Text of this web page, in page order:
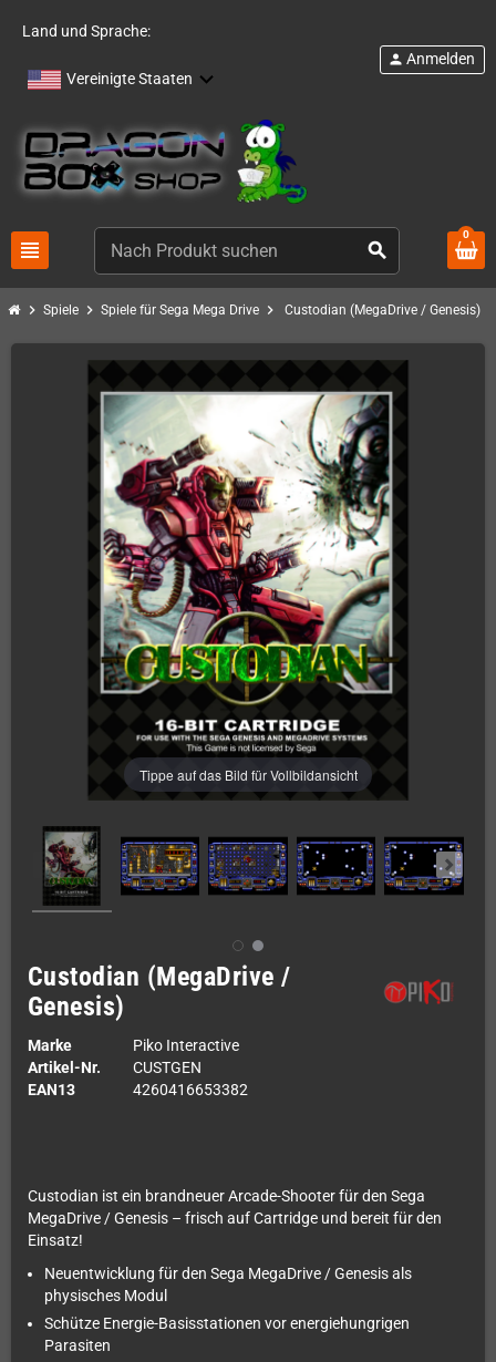
Land und Sprache:
Vereinigte Staaten
view_headline search
person Anmelden
0
chevron_right Spiele chevron_right Spiele für Sega Mega Drive chevron_right Custodian (MegaDrive / Genesis)
Tippe auf das Bild für Vollbildansicht
Custodian (MegaDrive /
Genesis)
Marke
Piko Interactive
Artikel-Nr.
CUSTGEN
EAN13
4260416653382
Custodian ist ein brandneuer Arcade-Shooter für den Sega
MegaDrive / Genesis – frisch auf Cartridge und bereit für den
Einsatz!
Neuentwicklung für den Sega MegaDrive / Genesis als
physisches Modul
Schütze Energie-Basisstationen vor energiehungrigen
Parasiten